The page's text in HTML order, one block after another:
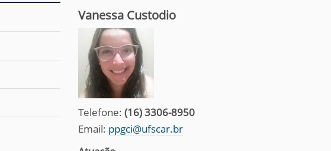
Vanessa Custodio
Telefone: (16) 3306-8950
Email: ppgci@ufscar.br